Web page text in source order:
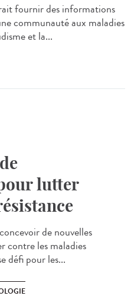
fournir des informations
communauté aux maladies
et la...
lutter
de nouvelles
contre les maladies
défi pour les...